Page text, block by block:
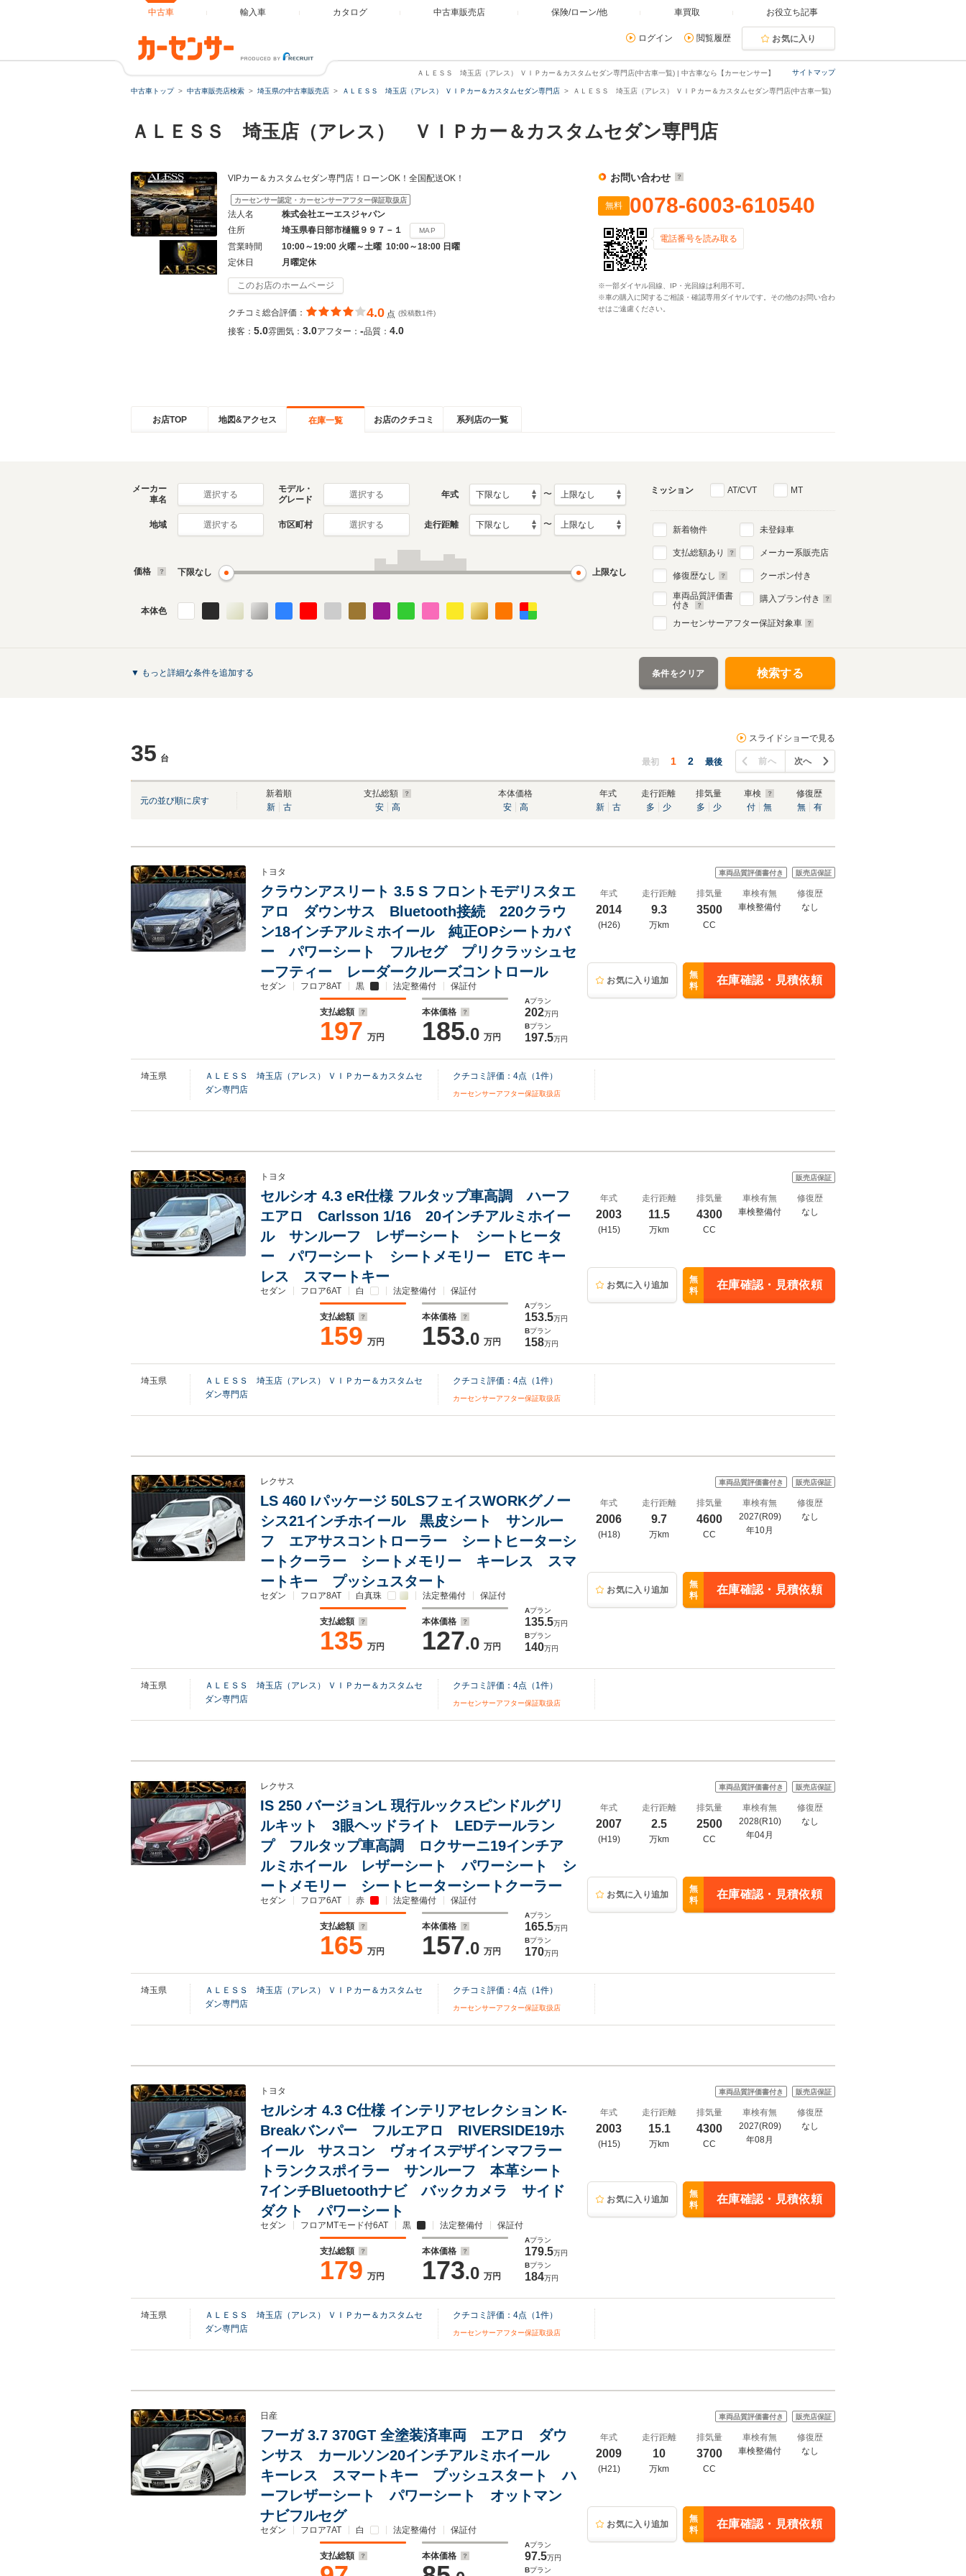
中古車 輸入車 カタログ 中古車販売店 保険/ローン/他 車買取 お役立ち記事
ログイン 閲覧履歴 お気に入り
サイトマップ
ＡＬＥＳＳ 埼玉店（アレス） ＶＩＰカー＆カスタムセダン専門店(中古車一覧) | 中古車なら【カーセンサー】
中古車トップ 中古車販売店検索 埼玉県の中古車販売店 ＡＬＥＳＳ 埼玉店（アレス） ＶＩＰカー＆カスタムセダン専門店 ＡＬＥＳＳ 埼玉店（アレス） ＶＩＰカー＆カスタムセダン専門店(中古車一覧)
ＡＬＥＳＳ 埼玉店（アレス） ＶＩＰカー＆カスタムセダン専門店
VIPカー＆カスタムセダン専門店！ローンOK！全国配送OK！
カーセンサー認定・カーセンサーアフター保証取扱店
法人名
株式会社エーエスジャパン
住所
埼玉県春日部市樋籠９９７－１ MAP
営業時間
10:00～19:00 火曜～土曜 10:00～18:00 日曜
定休日
月曜定休
このお店のホームページ
クチコミ総合評価： 4.0 点 (投稿数1件)
接客： 5.0雰囲気： 3.0アフター： -品質： 4.0
お問い合わせ
無料 0078-6003-610540
電話番号を読み取る
※一部ダイヤル回線、IP・光回線は利用不可。
※車の購入に関するご相談・確認専用ダイヤルです。その他のお問い合わ
せはご遠慮ください。
お店TOP 地図&アクセス 在庫一覧 お店のクチコミ 系列店の一覧
メーカー
車名
選択する
モデル・
グレード
選択する 年式 〜
地域 選択する 市区町村 選択する 走行距離 〜
価格 下限なし 上限なし
本体色
ミッション AT/CVT MT
新着物件
支払総額あり
修復歴なし
車両品質評価書
付き
未登録車
メーカー系販売店
クーポン付き
購入プラン付き
カーセンサーアフター保証対象車
▼ もっと詳細な条件を追加する 条件をクリア 検索する
35 台
スライドショーで見る
最初 1 2 最後 前へ 次へ
元の並び順に戻す
新着順
新
古
支払総額
安
高
本体価格
安
高
年式
新
古
走行距離
多
少
排気量
多
少
車検
付
無
修復歴
無
有
トヨタ
クラウンアスリート 3.5 S フロントモデリスタエ
アロ ダウンサス Bluetooth接続 220クラウ
ン18インチアルミホイール 純正OPシートカバ
ー パワーシート フルセグ プリクラッシュセ
ーフティー レーダークルーズコントロール
セダン フロア8AT 黒 法定整備付 保証付
支払総額
197 万円
本体価格
185.0 万円
Aプラン
202万円
Bプラン
197.5万円
車両品質評価書付き 販売店保証
年式
2014
(H26)
走行距離
9.3
万km
排気量
3500
CC
車検有無
車検整備付
修復歴
なし
お気に入り追加
無
料
在庫確認・見積依頼
埼玉県
ＡＬＥＳＳ 埼玉店（アレス） ＶＩＰカー＆カスタムセ
ダン専門店
クチコミ評価： 4点（ 1件）
カーセンサーアフター保証取扱店
トヨタ
セルシオ 4.3 eR仕様 フルタップ車高調 ハーフ
エアロ Carlsson 1/16 20インチアルミホイー
ル サンルーフ レザーシート シートヒータ
ー パワーシート シートメモリー ETC キー
レス スマートキー
セダン フロア6AT 白 法定整備付 保証付
支払総額
159 万円
本体価格
153.0 万円
Aプラン
153.5万円
Bプラン
158万円
販売店保証
年式
2003
(H15)
走行距離
11.5
万km
排気量
4300
CC
車検有無
車検整備付
修復歴
なし
お気に入り追加
無
料
在庫確認・見積依頼
埼玉県
ＡＬＥＳＳ 埼玉店（アレス） ＶＩＰカー＆カスタムセ
ダン専門店
クチコミ評価： 4点（ 1件）
カーセンサーアフター保証取扱店
レクサス
LS 460 Iパッケージ 50LSフェイスWORKグノー
シス21インチホイール 黒皮シート サンルー
フ エアサスコントローラー シートヒーターシ
ートクーラー シートメモリー キーレス スマ
ートキー プッシュスタート
セダン フロア8AT 白真珠 法定整備付 保証付
支払総額
135 万円
本体価格
127.0 万円
Aプラン
135.5万円
Bプラン
140万円
車両品質評価書付き 販売店保証
年式
2006
(H18)
走行距離
9.7
万km
排気量
4600
CC
車検有無
2027(R09)
年10月
修復歴
なし
お気に入り追加
無
料
在庫確認・見積依頼
埼玉県
ＡＬＥＳＳ 埼玉店（アレス） ＶＩＰカー＆カスタムセ
ダン専門店
クチコミ評価： 4点（ 1件）
カーセンサーアフター保証取扱店
レクサス
IS 250 バージョンL 現行ルックスピンドルグリ
ルキット 3眼ヘッドライト LEDテールラン
プ フルタップ車高調 ロクサーニ19インチア
ルミホイール レザーシート パワーシート シ
ートメモリー シートヒーターシートクーラー
セダン フロア6AT 赤 法定整備付 保証付
支払総額
165 万円
本体価格
157.0 万円
Aプラン
165.5万円
Bプラン
170万円
車両品質評価書付き 販売店保証
年式
2007
(H19)
走行距離
2.5
万km
排気量
2500
CC
車検有無
2028(R10)
年04月
修復歴
なし
お気に入り追加
無
料
在庫確認・見積依頼
埼玉県
ＡＬＥＳＳ 埼玉店（アレス） ＶＩＰカー＆カスタムセ
ダン専門店
クチコミ評価： 4点（ 1件）
カーセンサーアフター保証取扱店
トヨタ
セルシオ 4.3 C仕様 インテリアセレクション K-
Breakバンパー フルエアロ RIVERSIDE19ホ
イール サスコン ヴォイスデザインマフラー
トランクスポイラー サンルーフ 本革シート
7インチBluetoothナビ バックカメラ サイド
ダクト パワーシート
セダン フロアMTモード付6AT 黒 法定整備付 保証付
支払総額
179 万円
本体価格
173.0 万円
Aプラン
179.5万円
Bプラン
184万円
車両品質評価書付き 販売店保証
年式
2003
(H15)
走行距離
15.1
万km
排気量
4300
CC
車検有無
2027(R09)
年08月
修復歴
なし
お気に入り追加
無
料
在庫確認・見積依頼
埼玉県
ＡＬＥＳＳ 埼玉店（アレス） ＶＩＰカー＆カスタムセ
ダン専門店
クチコミ評価： 4点（ 1件）
カーセンサーアフター保証取扱店
日産
フーガ 3.7 370GT 全塗装済車両 エアロ ダウ
ンサス カールソン20インチアルミホイール
キーレス スマートキー プッシュスタート ハ
ーフレザーシート パワーシート オットマン
ナビフルセグ
セダン フロア7AT 白 法定整備付 保証付
支払総額 本体価格
Aプラン
97.5万円
Bプラン
車両品質評価書付き 販売店保証
年式
2009
(H21)
走行距離
10
万km
排気量
3700
CC
車検有無
車検整備付
修復歴
なし
お気に入り追加
無
料
在庫確認・見積依頼